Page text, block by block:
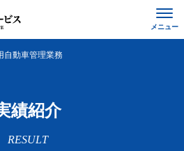
メニュー
自動車管理業務
績紹介
RESULT